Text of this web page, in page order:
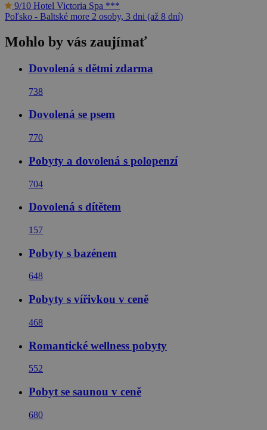
9/10 Hotel Victoria Spa ***
Poľsko - Baltské more 2 osoby, 3 dni (až 8 dní)
Mohlo by vás zaujímať
Dovolená s dětmi zdarma
738
Dovolená se psem
770
Pobyty a dovolená s polopenzí
704
Dovolená s dítětem
157
Pobyty s bazénem
648
Pobyty s vířivkou v ceně
468
Romantické wellness pobyty
552
Pobyt se saunou v ceně
680